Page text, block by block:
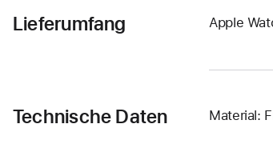
Lieferumfang Apple
Technische Daten Material: